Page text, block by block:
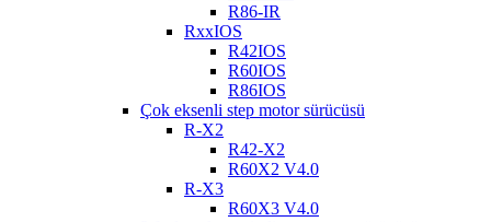
R86-IR
RxxIOS
R42IOS
R60IOS
R86IOS
Çok eksenli step motor sürücüsü
R-X2
R42-X2
R60X2 V4.0
R-X3
R60X3 V4.0